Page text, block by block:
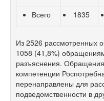
Всего
1835
Из 2526 рассмотренных
1058 (41,8%)
разъяснения.
компетенции
перенаправлены для
подведомственности в